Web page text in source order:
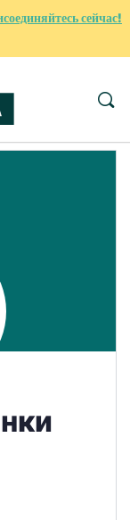
сейчас!